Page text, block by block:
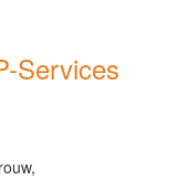
Services